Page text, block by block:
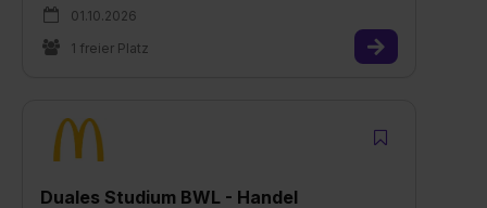
01.10.2026
1 freier Platz
Duales Studium BWL - Handel